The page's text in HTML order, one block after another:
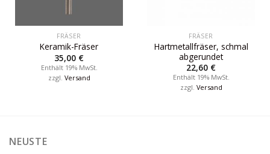
FRÄSER
Keramik-Fräser
35,00 €
Enthält 19% MwSt.
zzgl. Versand
FRÄSER
Hartmetallfräser, schmal
abgerundet
22,60 €
Enthält 19% MwSt.
zzgl. Versand
NEUSTE